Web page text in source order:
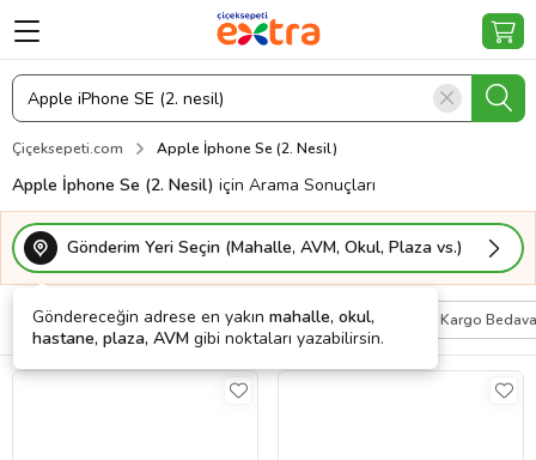
Çiçeksepeti.com Apple İphone Se (2. Nesil)
Apple İphone Se (2. Nesil) için Arama Sonuçları
Gönderim Yeri Seçin (Mahalle, AVM, Okul, Plaza vs.)
Göndereceğin adrese en yakın mahalle, okul,
hastane, plaza, AVM gibi noktaları yazabilirsin.
Filtrele Sırala Kişiye Özel Kargo Bedava